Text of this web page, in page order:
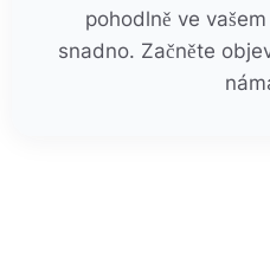
pohodlně ve
snadno. Začněte